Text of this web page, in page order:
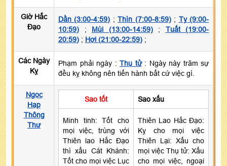
Giờ Hắc
Đạo
Dần (3:00-4:59) ;Thìn (7:00-8:59); Tỵ (9:00-
10:59) ; Mùi (13:00-14:59); Tuất (19:00-
20:59) ; Hợi (21:00-22:59) ;
Các Ngày
Kỵ
Phạm phải ngày : Thụ tử: Ngày này trăm sự
đều kỵ không nên tiến hành bất cứ việc gì.
Ngọc
Hạp
Thông
Thư
Sao tốt Sao xấu
Minh tinh: Tốt cho
mọi việc, trùng với
Thiên lao Hắc Đạo
thì xấu Cát Khánh:
Tốt cho mọi việc Lục
Thiên Lao Hắc Đạo:
Kỵ cho mọi việc
Thiên Lại: Xấu cho
mọi việc Thụ tử: Xấu
cho mọi việc, ngoại